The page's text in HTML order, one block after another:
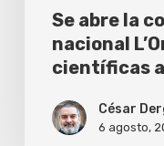
científicas
argentinas
Se abre la
nacional
científicas
César
6 agosto,